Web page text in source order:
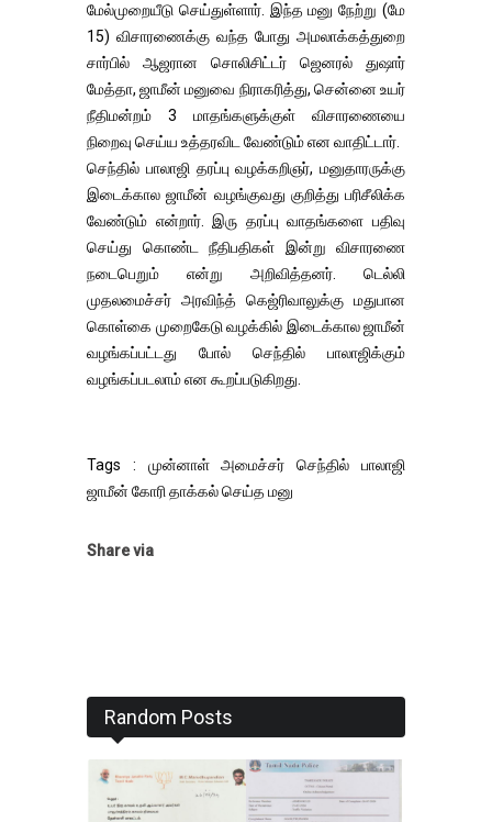
மேல்முறையீடு செய்துள்ளார். இந்த மனு நேற்று (மே
15) விசாரணைக்கு வந்த போது அமலாக்கத்துறை
சார்பில் ஆஜரான சொலிசிட்டர் ஜெனரல் துஷார்
மேத்தா, ஜாமீன் மனுவை நிராகரித்து, சென்னை உயர்
நீதிமன்றம் 3 மாதங்களுக்குள் விசாரணையை
நிறைவு செய்ய உத்தரவிட வேண்டும் என வாதிட்டார்.
செந்தில் பாலாஜி தரப்பு வழக்கறிஞர், மனுதாரருக்கு
இடைக்கால ஜாமீன் வழங்குவது குறித்து பரிசீலிக்க
வேண்டும் என்றார். இரு தரப்பு வாதங்களை பதிவு
செய்து கொண்ட நீதிபதிகள் இன்று விசாரணை
நடைபெறும் என்று அறிவித்தனர். டெல்லி
முதலமைச்சர் அரவிந்த் கெஜ்ரிவாலுக்கு மதுபான
கொள்கை முறைகேடு வழக்கில் இடைக்கால ஜாமீன்
வழங்கப்பட்டது போல் செந்தில் பாலாஜிக்கும்
வழங்கப்படலாம் என கூறப்படுகிறது.
Tags : முன்னாள் அமைச்சர் செந்தில் பாலாஜி
ஜாமீன் கோரி தாக்கல் செய்த மனு
Share via
Random Posts